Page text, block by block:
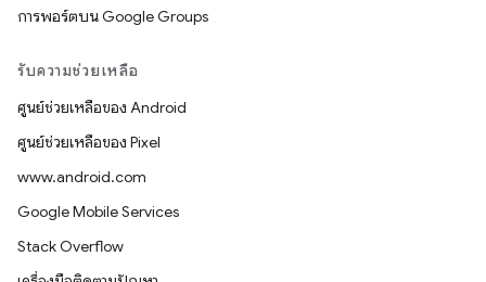
การพอร์ตบน Google Groups
รับความช่วยเหลือ
ศูนย์ช่วยเหลือของ Android
ศูนย์ช่วยเหลือของ Pixel
www.android.com
Google Mobile Services
Stack Overflow